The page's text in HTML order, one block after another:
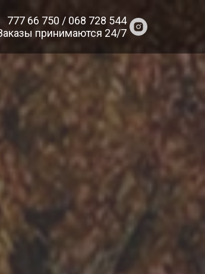
777 66 750 / 068 728 544
принимаются 24/7